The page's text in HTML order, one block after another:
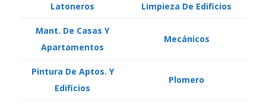
Latoneros Limpieza De Edificios
Mant. De Casas Y
Apartamentos
Mecánicos
Pintura De Aptos. Y
Edificios
Plomero